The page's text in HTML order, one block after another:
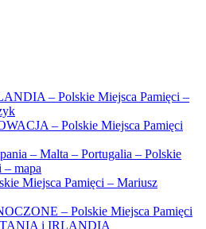
– Polskie Miejsca Pamięci –
– Polskie Miejsca Pamięci
– Malta – Portugalia – Polskie
– mapa
Miejsca Pamięci – Mariusz
– Polskie Miejsca Pamięci
i IRLANDIA